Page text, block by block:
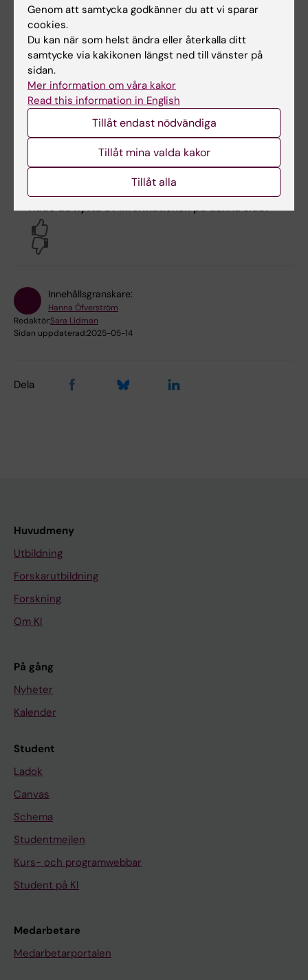
vårdpersonalens roll och deras
beslutsfattande. Vi använder ett faktoriellt
surveyexperiment för att undersöka vilka
faktorer (inklusive individuella preferenser,
tilltro till vetenskaplig evidens,
patientönskemål och hälso- och
sjukvårdssystemet) som påverkar deras
beslut att använda en metod som betraktas
som lågvärdevård.
Hade du nytta av informationen på denna sida?
Innehållsgranskare:
Hanna Öfverström
Redaktör:Sara Lidman
Sidan uppdaterad:2025-05-14
Dela
Huvudmeny
Utbildning
Forskarutbildning
Forskning
Om KI
På gång
Nyheter
Kalender
Student
Ladok
Canvas
Schema
Studentmejlen
Kurs- och programwebbar
Student på KI
Medarbetare
Medarbetarportalen
Genom att samtycka godkänner du att vi sparar
cookies.
Du kan när som helst ändra eller återkalla ditt
samtycke via kakikonen längst ned till vänster på
sidan.
Mer information om våra kakor
Read this information in English
Tillåt endast nödvändiga
Tillåt mina valda kakor
Tillåt alla